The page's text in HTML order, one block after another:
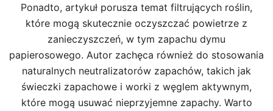
Ponadto, artykuł porusza temat filtrujących roślin,
które mogą skutecznie oczyszczać powietrze z
zanieczyszczeń, w tym zapachu dymu
papierosowego. Autor zachęca również do stosowania
naturalnych neutralizatorów zapachów, takich jak
świeczki zapachowe i worki z węglem aktywnym,
które mogą usuwać nieprzyjemne zapachy. Warto